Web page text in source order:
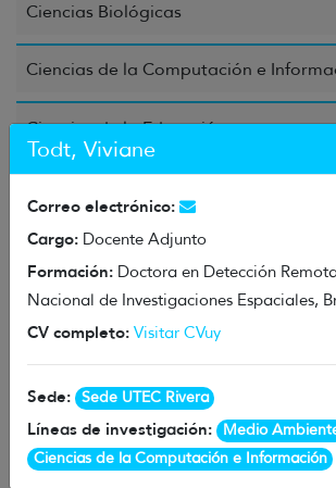
Ciencias Biológicas
Ciencias de la Computación e
Ciencias de la Educación
Ciencias Químicas
Energía
Ingeniería Civil o Industrial
Ingeniería Eléctrica, Ingeniería
Ingeniería de la Información
Todt, Viviane
Correo electrónico:
Cargo: Docente Adjunto
Formación: Doctora en Detección
Nacional de Investigaciones Espaciales,
CV completo: Visitar CVuy
Sede: Sede UTEC Rivera
Líneas de investigación:
Medio
Ciencias de la Computación e Información